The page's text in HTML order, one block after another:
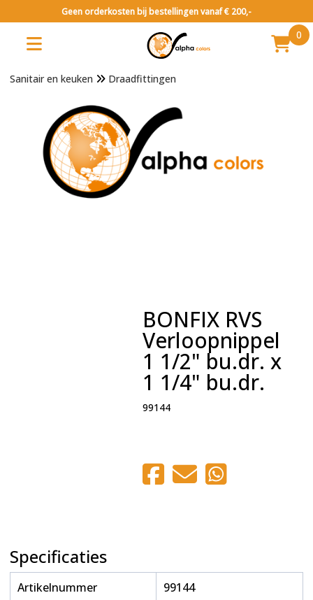
Geen orderkosten bij bestellingen vanaf € 200,-
0
Sanitair en keuken Draadfittingen
BONFIX RVS
Verloopnippel
1 1/2" bu.dr. x
1 1/4" bu.dr.
99144
Specificaties
Artikelnummer
99144